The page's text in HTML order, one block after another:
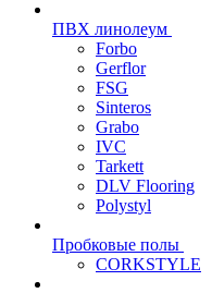
ПВХ линолеум
Forbo
Gerflor
FSG
Sinteros
Grabo
IVC
Tarkett
DLV Flooring
Polystyl
Пробковые полы
CORKSTYLE